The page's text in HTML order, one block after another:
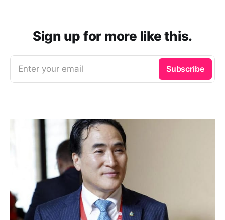
Sign up for more like this.
Enter your email Subscribe